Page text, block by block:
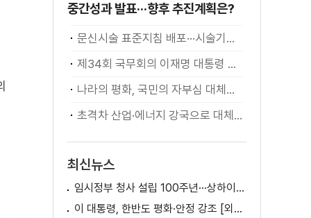
중간성과 발표···향후 추진계획은?
문신시술 표준지침 배포···시술기구, 일회용 사용 후 폐기
제34회 국무회의 이재명 대통령 모두발언
나라의 평화, 국민의 자부심 대체불가 대한민국 이재명 대통령 모두말씀
초격차 산업·에너지 강국으로 대체불가 대한민국 이재명 대통령 모두말씀
최신뉴스
임시정부 청사 설립 100주년···상하이서 만난 K-컬처! [세계 속 한국]
이 대통령, 한반도 평화·안정 강조 [외신에 비친 한국]